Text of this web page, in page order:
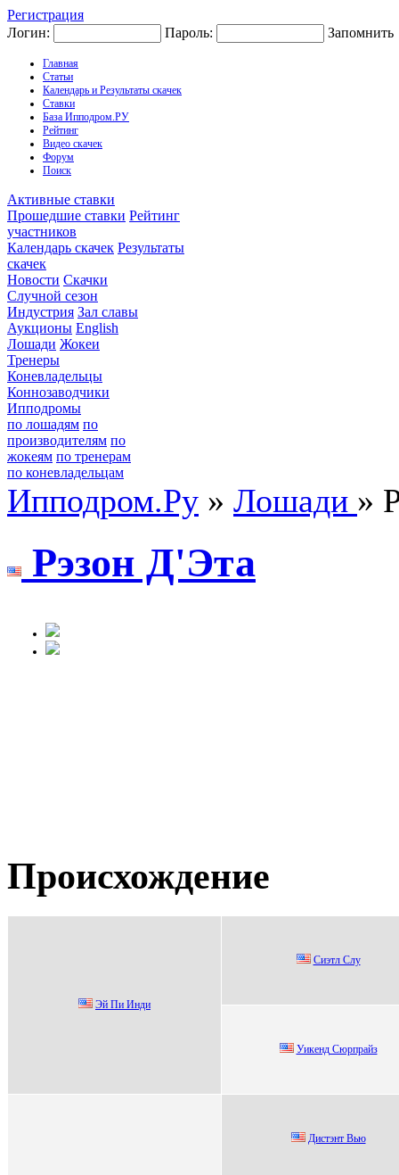
Регистрация
Логин:
Пароль: Запомнить
Главная
Статьи
Календарь и Результаты скачек
Ставки
База Ипподром.РУ
Рейтинг
Видео скачек
Форум
Поиск
Активные ставки
Прошедшие ставки Рейтинг
участников
Календарь скачек Результаты
скачек
Новости Скачки
Случной сезон
Индустрия Зал славы
Аукционы English
Лошади Жокеи
Тренеры
Коневладельцы
Коннозаводчики
Ипподромы
по лошадям по
производителям по
жокеям по тренерам
по коневладельцам
Ипподром.Ру » Лошади »
Pэзoн Д'Эта
Происхождение
Эй Пи Инди
Сиэтл Слу
Уикeнд Cюрпрaйз
Диcтэнт Bью